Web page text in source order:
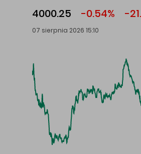
4000.25 -0.54% -
07 sierpnia 2026 15:10